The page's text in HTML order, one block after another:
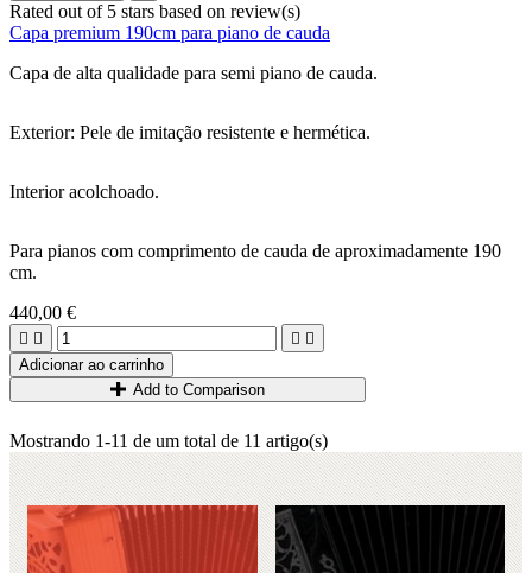
Rated out of 5 stars based on review(s)
Capa premium 190cm para piano de cauda
Capa de alta qualidade para semi piano de cauda.
Exterior: Pele de imitação resistente e hermética.
Interior acolchoado.
Para pianos com comprimento de cauda de aproximadamente 190
cm.
440,00 €
   
Adicionar ao carrinho
Add to Comparison
Mostrando 1-11 de um total de 11 artigo(s)